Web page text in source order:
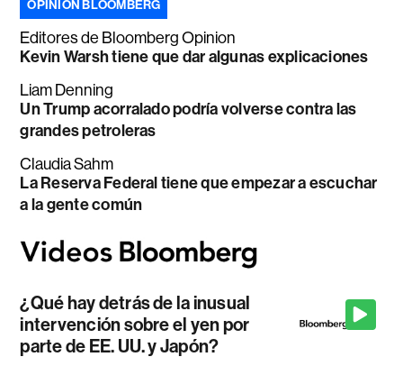
OPINIÓN BLOOMBERG
Editores de Bloomberg Opinion
Kevin Warsh tiene que dar algunas explicaciones
Liam Denning
Un Trump acorralado podría volverse contra las
grandes petroleras
Claudia Sahm
La Reserva Federal tiene que empezar a escuchar
a la gente común
¿Qué hay detrás de la inusual
intervención sobre el yen por
parte de EE. UU. y Japón?